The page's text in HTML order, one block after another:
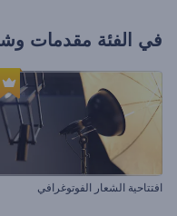
في الفئة مقدمات
افتتاحية الشعار الفوتوغرافي